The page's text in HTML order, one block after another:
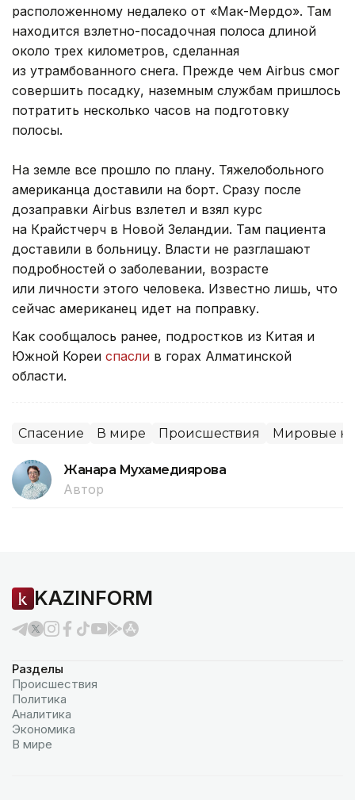
расположенному недалеко от «Мак-Мердо». Там
находится взлетно-посадочная полоса длиной
около трех километров, сделанная
из утрамбованного снега. Прежде чем Airbus смог
совершить посадку, наземным службам пришлось
потратить несколько часов на подготовку
полосы.
На земле все прошло по плану. Тяжелобольного
американца доставили на борт. Сразу после
дозаправки Airbus взлетел и взял курс
на Крайстчерч в Новой Зеландии. Там пациента
доставили в больницу. Власти не разглашают
подробностей о заболевании, возрасте
или личности этого человека. Известно лишь, что
сейчас американец идет на поправку.
Как сообщалось ранее, подростков из Китая и
Южной Кореи спасли в горах Алматинской
области.
Спасение В мире Происшествия Мировые
Жанара Мухамедиярова
Автор
KAZINFORM
Разделы
Происшествия
Политика
Аналитика
Экономика
В мире